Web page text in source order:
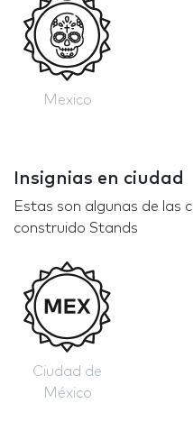
Mexico
Insignias en ciudad
Estas son algunas de las
construido Stands
Ciudad de
México